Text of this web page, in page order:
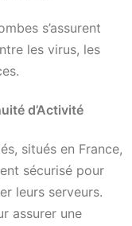
s’assurent
les virus, les
d’Activité
situés en France,
sécurisé pour
leurs serveurs.
assurer une